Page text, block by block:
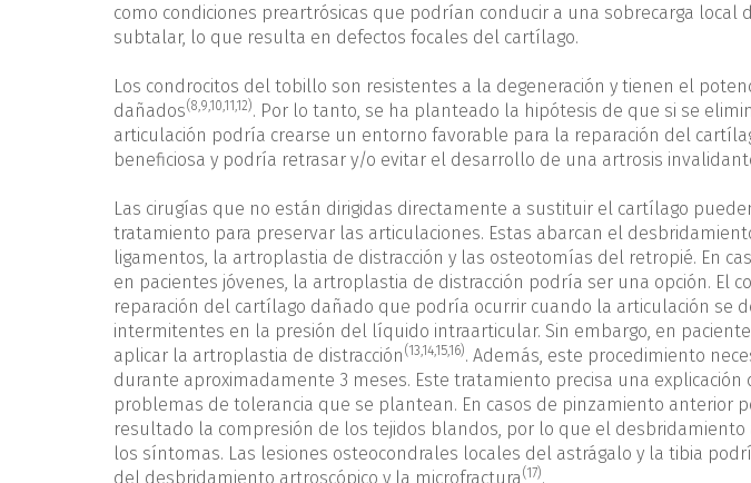
como condiciones preartrósicas que podrían conducir a una sobrecarga local
subtalar, lo que resulta en defectos focales del cartílago.
Los condrocitos del tobillo son resistentes a la degeneración y tienen el
dañados(8,9,10,11,12). Por lo tanto, se ha planteado la hipótesis de que si se
articulación podría crearse un entorno favorable para la reparación del
beneficiosa y podría retrasar y/o evitar el desarrollo de una artrosis
Las cirugías que no están dirigidas directamente a sustituir el cartílago
tratamiento para preservar las articulaciones. Estas abarcan el
ligamentos, la artroplastia de distracción y las osteotomías del retropié. En
en pacientes jóvenes, la artroplastia de distracción podría ser una opción. El
reparación del cartílago dañado que podría ocurrir cuando la articulación se
intermitentes en la presión del líquido intraarticular. Sin embargo, en
aplicar la artroplastia de distracción (13,14,15,16). Además, este procedimiento
durante aproximadamente 3 meses. Este tratamiento precisa una
problemas de tolerancia que se plantean. En casos de pinzamiento anterior
resultado la compresión de los tejidos blandos, por lo que el
los síntomas. Las lesiones osteocondrales locales del astrágalo y la tibia
del desbridamiento artroscópico y la microfractura(17).